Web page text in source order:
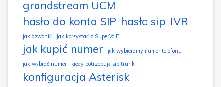
grandstream UCM
hasło do konta SIP hasło sip IVR
jak dzwonić Jak korzystać z SuperVoIP
jak kupić numer
jak wybieramy numer telefonu
jak wybrać numer
kiedy potrzebuję sip trunk
konfiguracja Asterisk